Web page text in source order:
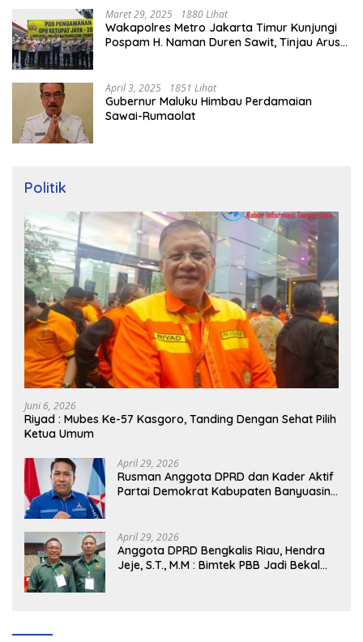
Maret 29, 2025 1880 Lihat
Wakapolres Metro Jakarta Timur Kunjungi
Pospam H. Naman Duren Sawit, Tinjau Arus
April 3, 2025 1851 Lihat
Gubernur Maluku Himbau Perdamaian
Sawai-Rumaolat
Politik
Juni 6, 2026
Riyad : Mubes Ke-57 Kasgoro, Tanding Dengan Sehat Pilih
Ketua Umum
April 29, 2026
Rusman Anggota DPRD dan Kader Aktif
Partai Demokrat Kabupaten Banyuasin
April 29, 2026
Anggota DPRD Bengkalis Riau, Hendra
Jeje, S.T., M.M : Bimtek PBB Jadi Bekal